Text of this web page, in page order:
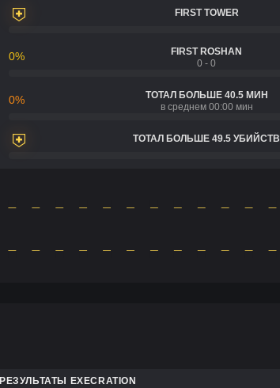
FIRST TOWER
0%
FIRST ROSHAN
0 - 0
0%
ТОТАЛ БОЛЬШЕ 40.5 МИН
в среднем 00:00 мин
ТОТАЛ БОЛЬШЕ 49.5 УБИЙСТВ
РЕЗУЛЬТАТЫ EXECRATION